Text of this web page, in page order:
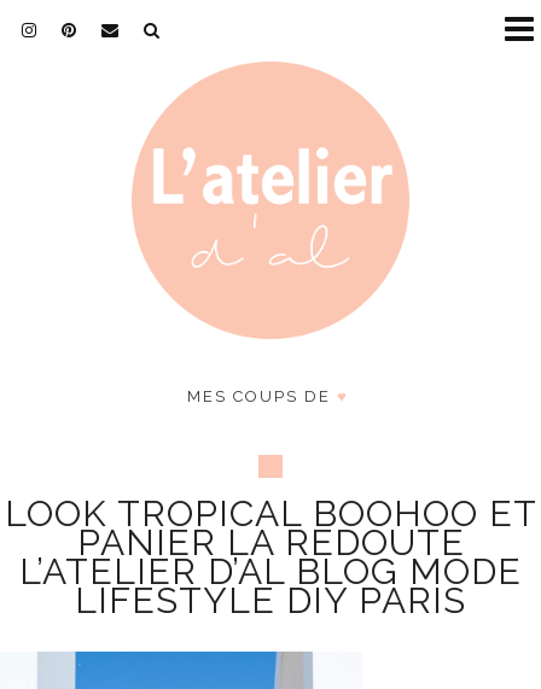
MES COUPS DE ♥
LOOK TROPICAL BOOHOO ET
PANIER LA REDOUTE
L’ATELIER D’AL BLOG MODE
LIFESTYLE DIY PARIS